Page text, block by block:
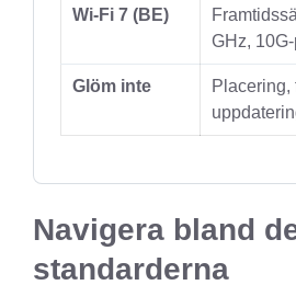
Wi-Fi 7 (BE)
GHz,
Glöm inte
Placering,
Navigera bland
standarderna